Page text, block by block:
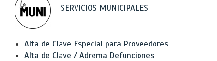
SERVICIOS MUNICIPALES
Alta de Clave Especial para Proveedores
Alta de Clave / Adrema Defunciones